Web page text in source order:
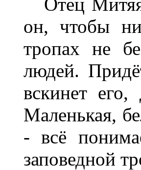
он, чтобы
тропах не
людей.
вскинет
Маленькая,
- всё
заповедной